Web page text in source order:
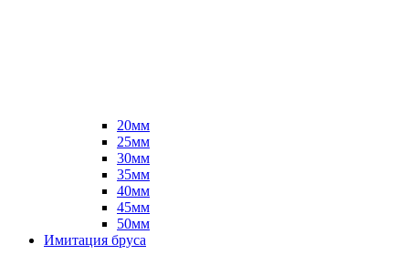
20мм
25мм
30мм
35мм
40мм
45мм
50мм
Имитация бруса